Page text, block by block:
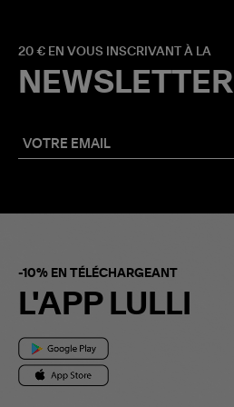
20 € EN VOUS INSCRIVANT À LA
NEWSLETTER
-10% EN TÉLÉCHARGEANT
L'APP LULLI